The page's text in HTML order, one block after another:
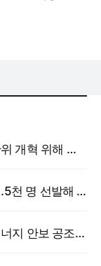
정부, '참정권 침해' 규명 총력... "선관위 개혁 위해 국정조사 등 모든 조치"
6만 명 몰린 '모두의 창업' 본격 시동…5천 명 선발해 밀착 지원
한일, 원유·석유제품 스와프 추진…에너지 안보 공조 강화